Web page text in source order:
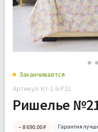
Заканчивается
Артикул: Кт-1.6-Р21
Ришелье
– 8 690.00 ₽ Гарантия